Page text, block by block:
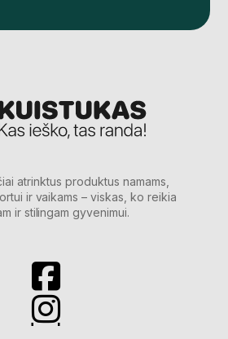
atrinktus produktus namams,
ir vaikams – viskas, ko reikia
ir stilingam gyvenimui.